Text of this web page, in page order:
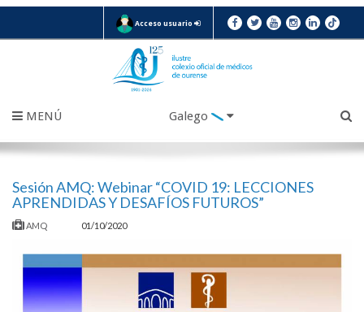
Acceso usuario
MENÚ Galego
Sesión AMQ: Webinar “COVID 19: LECCIONES
APRENDIDAS Y DESAFÍOS FUTUROS”
AMQ 01/10/2020